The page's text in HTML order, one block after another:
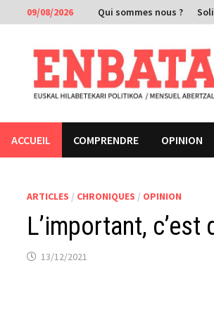
Passer
au
contenu
09/08/2026 Qui sommes nous ?
ACCUEIL COMPRENDRE OPINION
ARTICLES / CHRONIQUES / OPINION
L’important, c’est
13/12/2021